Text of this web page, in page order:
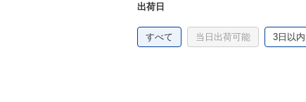
出荷日
すべて 当日出荷可能 3日以内